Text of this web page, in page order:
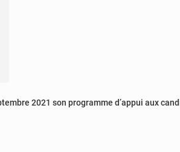
2021 son programme d’appui aux